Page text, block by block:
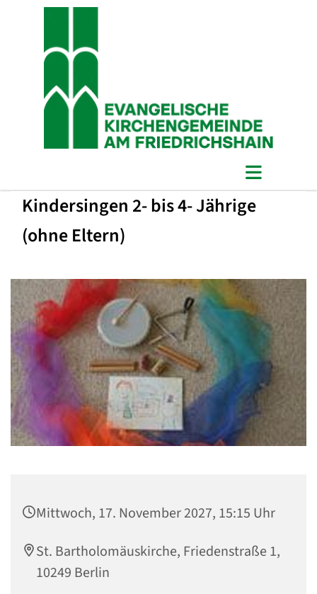
Kindersingen 2- bis 4- Jährige
(ohne Eltern)
Mittwoch, 17. November 2027, 15:15 Uhr
St. Bartholomäuskirche, Friedenstraße 1,
10249 Berlin